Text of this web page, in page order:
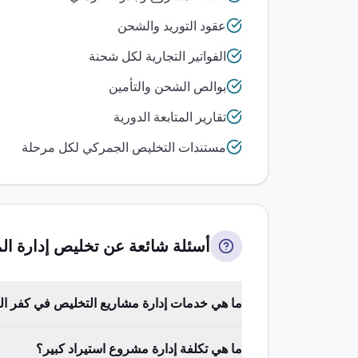
عقود التوريد والشحن
الفواتير التجارية لكل شحنة
بوالص الشحن والتأمين
تقارير المتابعة الدورية
مستندات التخليص الجمركي لكل مرحلة
أسئلة شائعة عن تخليص إدارة
ما هي خدمات إدارة مشاريع التخليص في كفر
ما هي تكلفة إدارة مشروع استيراد كبير؟